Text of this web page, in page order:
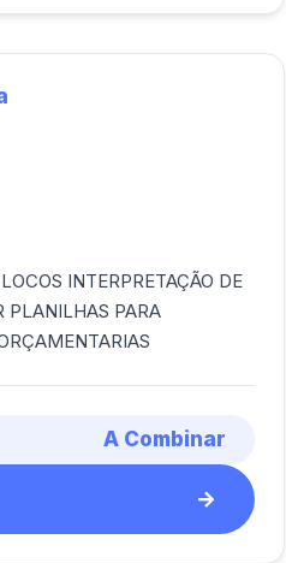
INTERPRETAÇÃO DE
PLANILHAS PARA
A Combinar